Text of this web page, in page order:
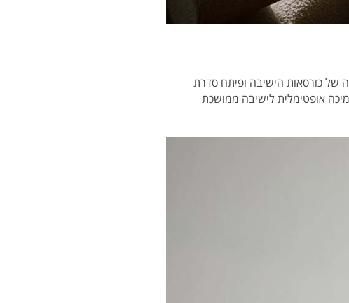
של כורסאות הישיבה ופיתח סדרת
אופטימלית לישיבה ממושכת